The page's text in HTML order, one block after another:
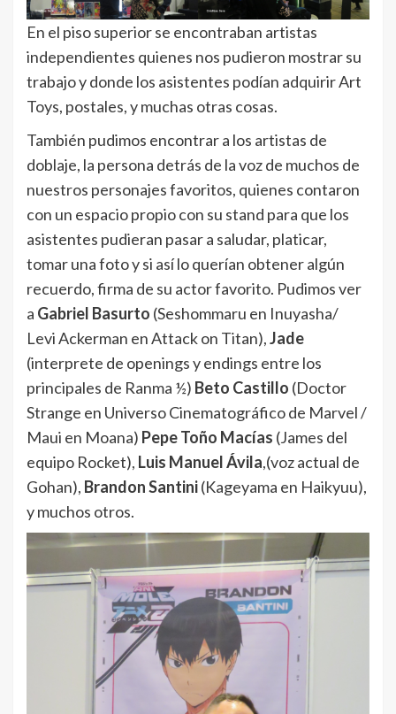
En el piso superior se encontraban artistas
independientes quienes nos pudieron mostrar su
trabajo y donde los asistentes podían adquirir Art
Toys, postales, y muchas otras cosas.
También pudimos encontrar a los artistas de
doblaje, la persona detrás de la voz de muchos de
nuestros personajes favoritos, quienes contaron
con un espacio propio con su stand para que los
asistentes pudieran pasar a saludar, platicar,
tomar una foto y si así lo querían obtener algún
recuerdo, firma de su actor favorito. Pudimos ver
a Gabriel Basurto (Seshommaru en Inuyasha/
Levi Ackerman en Attack on Titan),Jade
(interprete de openings y endings entre los
principales de Ranma ½) Beto Castillo (Doctor
Strange en Universo Cinematográfico de Marvel /
Maui en Moana) Pepe Toño Macías (James del
equipo Rocket), Luis Manuel Ávila,(voz actual de
Gohan), Brandon Santini(Kageyama en Haikyuu),
y muchos otros.